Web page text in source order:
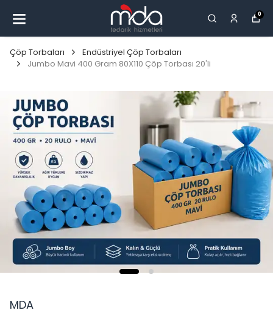
0
Çöp Torbaları
Endüstriyel Çöp Torbaları
Jumbo Mavi 400 Gram 80X110 Çöp Torbası 20'li
MDA